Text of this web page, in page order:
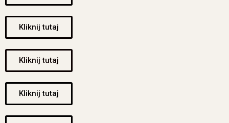
Kliknij tutaj
Kliknij tutaj
Kliknij tutaj